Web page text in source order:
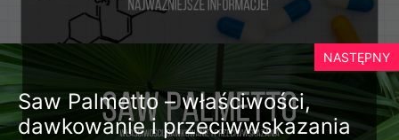
NASTĘPNY
Saw Palmetto – właściwości,
dawkowanie i przeciwwskazania